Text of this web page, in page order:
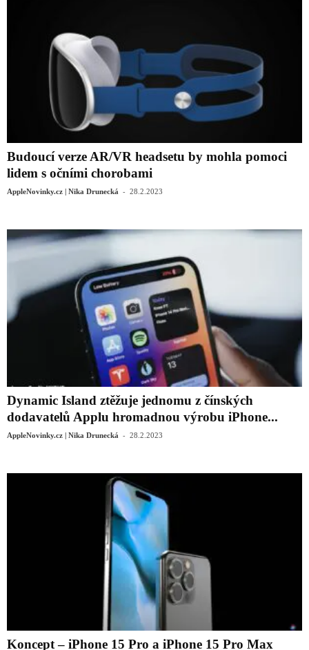
Budoucí verze AR/VR headsetu by mohla pomoci
lidem s očními chorobami
AppleNovinky.cz | Nika Drunecká - 28.2.2023
Dynamic Island ztěžuje jednomu z čínských
dodavatelů Applu hromadnou výrobu iPhone...
AppleNovinky.cz | Nika Drunecká - 28.2.2023
Koncept – iPhone 15 Pro a iPhone 15 Pro Max